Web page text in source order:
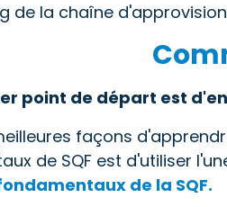
de la chaîne
point de départ est
façons
de SQF est d'utiliser
de la SQF.